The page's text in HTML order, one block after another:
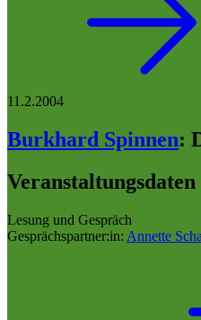
11.2.2004
Burkhard Spinnen:
Veranstaltungsdaten
Lesung und Gespräch
Gesprächspartner:in: Annette